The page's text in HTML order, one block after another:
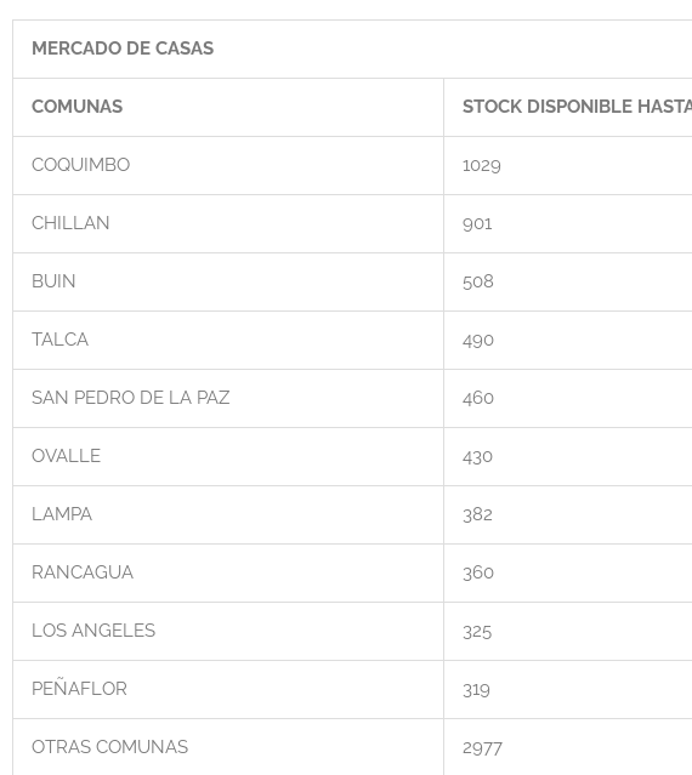
MERCADO DE CASAS
COMUNAS STOCK DISPONIBLE
COQUIMBO 1029
CHILLAN 901
BUIN 508
TALCA 490
SAN PEDRO DE LA PAZ 460
OVALLE 430
LAMPA 382
RANCAGUA 360
LOS ANGELES 325
PEÑAFLOR 319
OTRAS COMUNAS 2977